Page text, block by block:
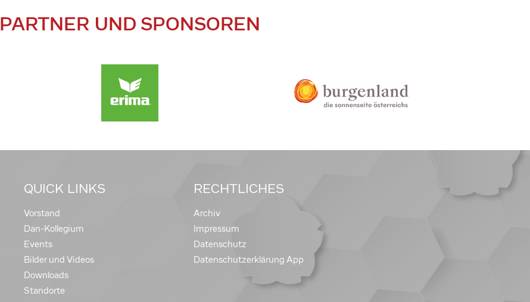
PARTNER UND SPONSOREN
QUICK LINKS
Vorstand
Dan-Kollegium
Events
Bilder und Videos
Downloads
Standorte
RECHTLICHES
Archiv
Impressum
Datenschutz
Datenschutzerklärung App